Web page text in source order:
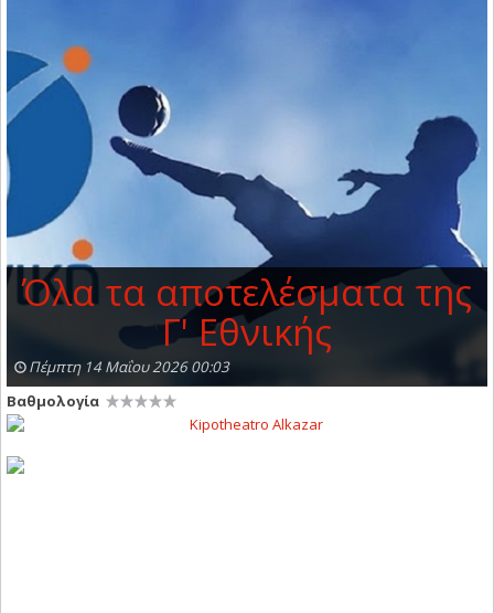
Όλα τα αποτελέσματα της
Γ' Εθνικής
Πέμπτη 14 Μαΐου 2026 00:03
Βαθμολογία